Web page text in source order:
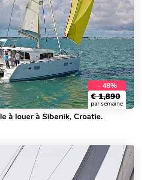
- 48%
€ 1,890
par semaine
à louer à Šibenik, Croatie.